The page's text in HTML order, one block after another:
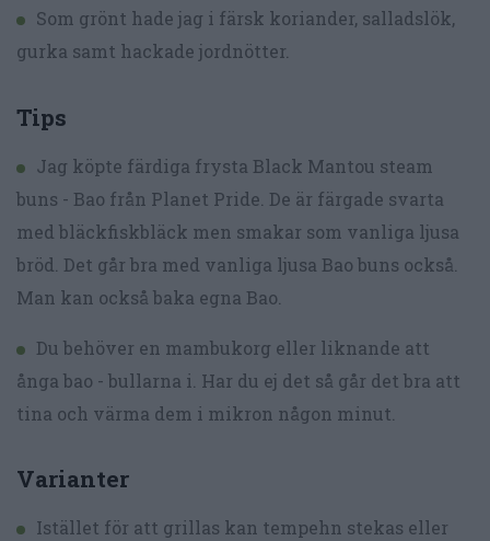
Som grönt hade jag i färsk koriander, salladslök,
gurka samt hackade jordnötter.
Tips
Jag köpte färdiga frysta Black Mantou steam
buns - Bao från Planet Pride. De är färgade svarta
med bläckfiskbläck men smakar som vanliga ljusa
bröd. Det går bra med vanliga ljusa Bao buns också.
Man kan också baka egna Bao.
Du behöver en mambukorg eller liknande att
ånga bao - bullarna i. Har du ej det så går det bra att
tina och värma dem i mikron någon minut.
Varianter
Istället för att grillas kan tempehn stekas eller